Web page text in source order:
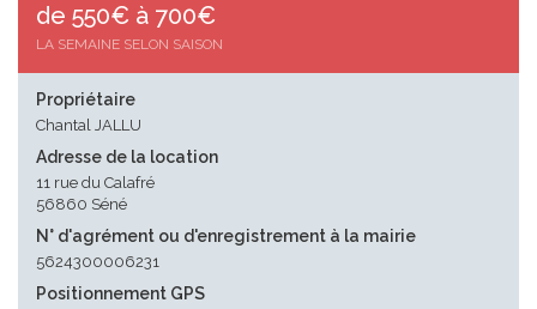
de 550€ à 700€
LA SEMAINE SELON SAISON
Propriétaire
Chantal JALLU
Adresse de la location
11 rue du Calafré
56860 Séné
N° d'agrément ou d'enregistrement à la mairie
5624300006231
Positionnement GPS